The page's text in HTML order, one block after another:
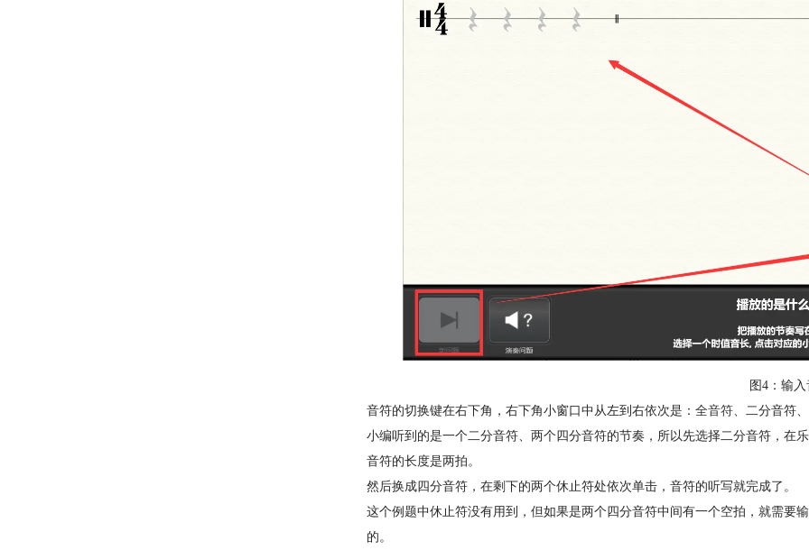
图4：输
音符的切换键在右下角，右下角小窗口中从左到右依次是： 全音符、二分音符
小编听到的是一个二分音符、两个四分音符的节奏，所以先选择二分音符，在
音符的长度是两拍。
然后换成四分音符，在剩下的两个休止符处依次单击，音符的听写就完成了。
这个例题中休止符没有用到，但如果是两个四分音符中间有一个空拍，就需要
的。